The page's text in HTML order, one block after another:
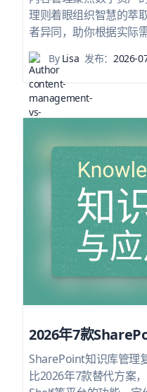
理则着眼组织智慧的萃
者异同，助你根据实际
ByLisa 发布： 2026-
2026年7款
SharePoint知识库管理
比2026年7款替代方案